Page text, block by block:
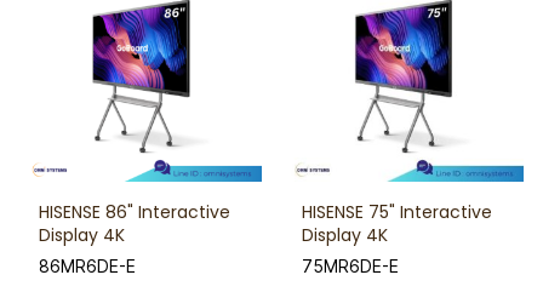
HISENSE 86" Interactive
Display 4K
86MR6DE-E
HISENSE 75" Interactive
Display 4K
75MR6DE-E